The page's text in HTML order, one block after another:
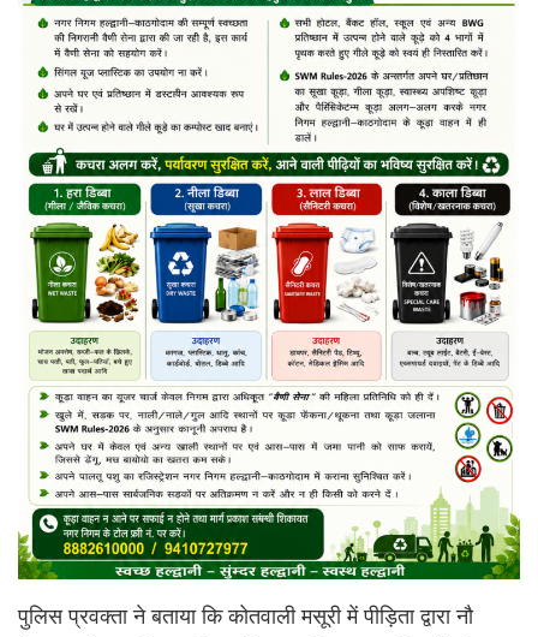
पुलिस प्रवक्ता ने बताया कि कोतवाली मसूरी में पीड़िता द्वारा नौ